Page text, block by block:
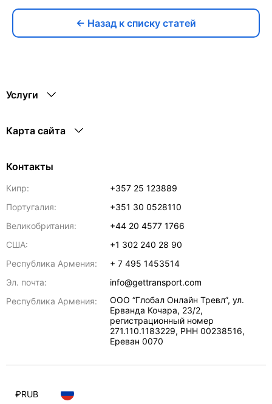
← Назад к списку статей
Услуги
Карта сайта
Контакты
Кипр:
+357 25 123889
Португалия:
+351 30 0528110
Великобритания:
+44 20 4577 1766
США:
+1 302 240 28 90
Республика Армения:
+ 7 495 1453514
Эл. почта:
info@gettransport.com
Республика Армения:
ООО “Глобал Онлайн Тревл”, ул.
Ерванда Кочара, 23/2,
регистрационный номер
271.110.1183229, РНН 00238516,
Ереван 0070
₽RUB